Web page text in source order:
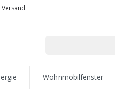
Wohnmobilfenster